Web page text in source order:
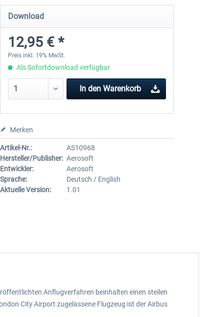
Download
12,95 € *
Preis inkl. 19% MwSt.
Als Sofortdownload verfügbar
In den Warenkorb
Merken
Artikel-Nr.:
AS10968
Hersteller/Publisher: Aerosoft
Entwickler:
Aerosoft
Sprache:
Deutsch / English
Aktuelle Version:
1.01
Anflugverfahren beinhalten einen steilen
City Airport zugelassene Flugzeug ist der Airbus